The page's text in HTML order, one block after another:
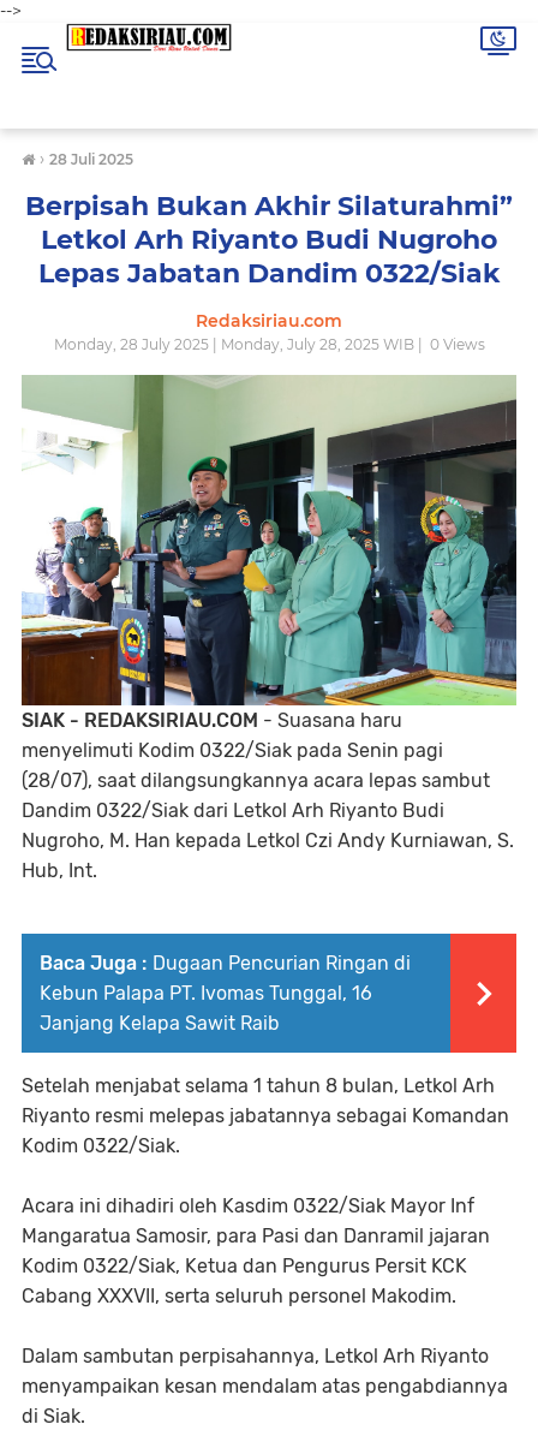
-->
› 28 Juli 2025
Berpisah Bukan Akhir Silaturahmi”
Letkol Arh Riyanto Budi Nugroho
Lepas Jabatan Dandim 0322/Siak
Redaksiriau.com
Monday, 28 July 2025 | Monday, July 28, 2025 WIB | 0Views
SIAK - REDAKSIRIAU.COM - Suasana haru
menyelimuti Kodim 0322/Siak pada Senin pagi
(28/07), saat dilangsungkannya acara lepas sambut
Dandim 0322/Siak dari Letkol Arh Riyanto Budi
Nugroho, M. Han kepada Letkol Czi Andy Kurniawan, S.
Hub, Int.
Baca Juga : Dugaan Pencurian Ringan di
Kebun Palapa PT. Ivomas Tunggal, 16
Janjang Kelapa Sawit Raib
Setelah menjabat selama 1 tahun 8 bulan, Letkol Arh
Riyanto resmi melepas jabatannya sebagai Komandan
Kodim 0322/Siak.
Acara ini dihadiri oleh Kasdim 0322/Siak Mayor Inf
Mangaratua Samosir, para Pasi dan Danramil jajaran
Kodim 0322/Siak, Ketua dan Pengurus Persit KCK
Cabang XXXVII, serta seluruh personel Makodim.
Dalam sambutan perpisahannya, Letkol Arh Riyanto
menyampaikan kesan mendalam atas pengabdiannya
di Siak.